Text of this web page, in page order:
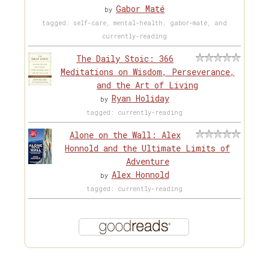
by Gabor Maté
tagged: self-care, mental-health, gabor-maté, and
currently-reading
The Daily Stoic: 366
Meditations on Wisdom, Perseverance,
and the Art of Living
by Ryan Holiday
tagged: currently-reading
Alone on the Wall: Alex
Honnold and the Ultimate Limits of
Adventure
by Alex Honnold
tagged: currently-reading